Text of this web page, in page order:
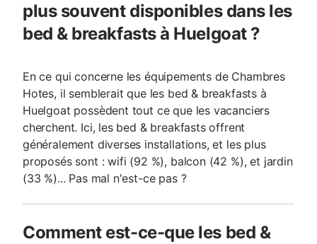
plus souvent disponibles dans les
bed & breakfasts à Huelgoat ?
En ce qui concerne les équipements de Chambres
Hotes, il semblerait que les bed & breakfasts à
Huelgoat possèdent tout ce que les vacanciers
cherchent. Ici, les bed & breakfasts offrent
généralement diverses installations, et les plus
proposés sont : wifi (92 %), balcon (42 %), et jardin
(33 %)... Pas mal n'est-ce pas ?
Comment est-ce-que les bed &